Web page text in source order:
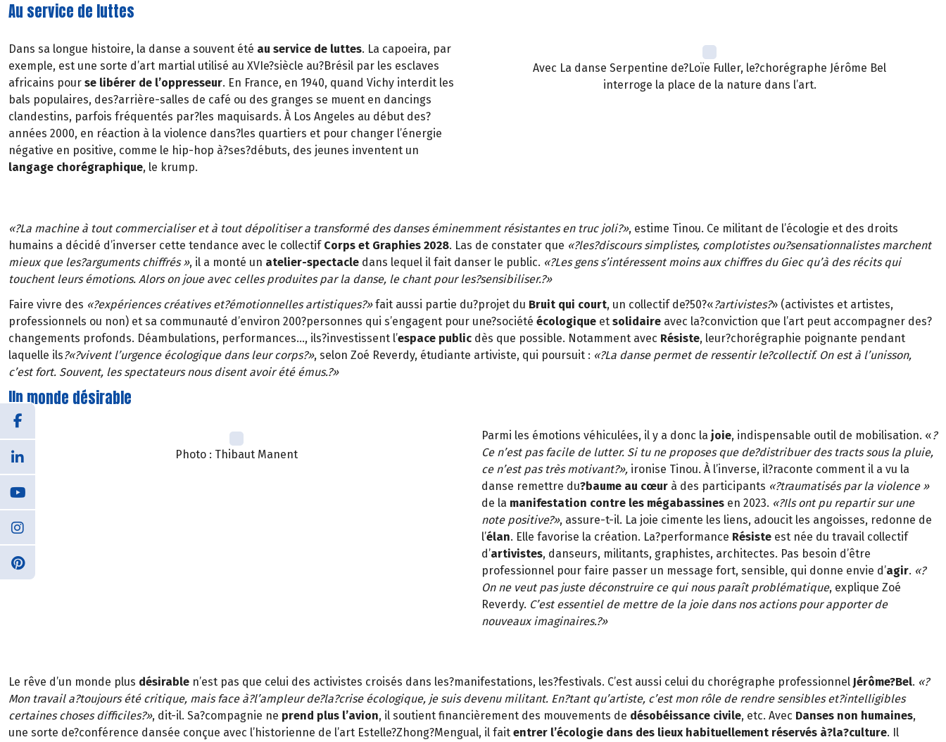
Au service de luttes
Dans sa longue histoire, la danse a souvent été au service de luttes. La capoeira, par
exemple, est une sorte d’art martial utilisé au XVIe?siècle au?Brésil par les esclaves
africains pour se libérer de l’oppresseur. En France, en 1940, quand Vichy interdit les
bals populaires, des?arrière-salles de café ou des granges se muent en dancings
clandestins, parfois fréquentés par?les maquisards. À Los Angeles au début des?
années 2000, en réaction à la violence dans?les quartiers et pour changer l’énergie
négative en positive, comme le hip-hop à?ses?débuts, des jeunes inventent un
langage chorégraphique, le krump.
Avec La danse Serpentine de?Loïe Fuller, le?chorégraphe Jérôme Bel
interroge la place de la nature dans l’art.
«?La machine à tout commercialiser et à tout dépolitiser a transformé des danses éminemment résistantes en truc joli?», estime Tinou. Ce militant de l’écologie et des droits
humains a décidé d’inverser cette tendance avec le collectifCorps et Graphies 2028. Las de constater que «?les?discours simplistes, complotistes ou?sensationnalistes marchent
mieux que les?arguments chiffrés », il a monté un atelier-spectacle dans lequel il fait danser le public. «?Les gens s’intéressent moins aux chiffres du Giec qu’à des récits qui
touchent leurs émotions. Alors on joue avec celles produites par la danse, le chant pour les?sensibiliser.?»
Faire vivre des «?expériences créatives et?émotionnelles artistiques?»fait aussi partie du?projet du Bruit qui court, un collectif de?50?«?artivistes?» (activistes et artistes,
professionnels ou non) et sa communauté d’environ 200?personnes qui s’engagent pour une?société écologique et solidaire avec la?conviction que l’art peut accompagner des?
changements profonds. Déambulations, performances…, ils?investissent l’espace public dès que possible. Notamment avec Résiste, leur?chorégraphie poignante pendant
laquelle ils?«?vivent l’urgence écologique dans leur corps?», selon Zoé Reverdy, étudiante artiviste, qui poursuit : «?La danse permet de ressentir le?collectif. On est à l’unisson,
c’est fort. Souvent, les spectateurs nous disent avoir été émus.?»
Un monde désirable
Photo : Thibaut Manent
Parmi les émotions véhiculées, il y a donc la joie, indispensable outil de mobilisation. «?
Ce n’est pas facile de lutter. Si tu ne proposes que de?distribuer des tracts sous la pluie,
ce n’est pas très motivant?», ironise Tinou. À l’inverse, il?raconte comment il a vu la
danse remettre du?baume au cœur à des participants «?traumatisés par la violence »
de la manifestation contre les mégabassines en 2023. «?Ils ont pu repartir sur une
note positive?», assure-t-il. La joie cimente les liens, adoucit les angoisses, redonne de
l’élan. Elle favorise la création. La?performance Résiste est née du travail collectif
d’artivistes, danseurs, militants, graphistes, architectes. Pas besoin d’être
professionnel pour faire passer un message fort, sensible, qui donne envie d’agir. «?
On ne veut pas juste déconstruire ce qui nous paraît problématique, explique Zoé
Reverdy. C’est essentiel de mettre de la joie dans nos actions pour apporter de
nouveaux imaginaires.?»
Le rêve d’un monde plus désirable n’est pas que celui des activistes croisés dans les?manifestations, les?festivals. C’est aussi celui du chorégraphe professionnel Jérôme?Bel. «?
Mon travail a?toujours été critique, mais face à?l’ampleur de?la?crise écologique, je suis devenu militant. En?tant qu’artiste, c’est mon rôle de rendre sensibles et?intelligibles
certaines choses difficiles?», dit-il. Sa?compagnie ne prend plus l’avion, il soutient financièrement des mouvements de désobéissance civile, etc. Avec Danses non humaines,
une sorte de?conférence dansée conçue avec l’historienne de l’art Estelle?Zhong?Mengual, il fait entrer l’écologie dans des lieux habituellement réservés à?la?culture. Il